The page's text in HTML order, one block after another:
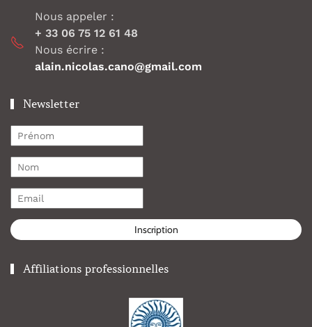
Nous appeler :
+ 33 06 75 12 61 48
Nous écrire :
alain.nicolas.cano@gmail.com
Newsletter
Inscription
Affiliations professionnelles